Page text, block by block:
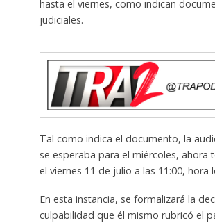
hasta el viernes, como indican
judiciales.
Tal como indica el documento, la
se esperaba para el miércoles, ahora
el viernes 11 de julio a las 11:00, hora
En esta instancia, se formalizará la
culpabilidad que él mismo rubricó el